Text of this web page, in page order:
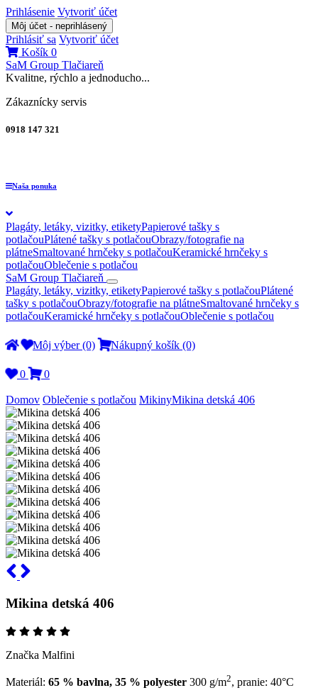
Prihlásenie Vytvoriť účet
Môj účet - neprihlásený
Prihlásiť sa Vytvoriť účet
Košík 0
SaM Group Tlačiareň
Kvalitne, rýchlo a jednoducho...
Zákaznícky servis
0918 147 321
Naša ponuka
Plagáty, letáky, vizitky, etiketyPapierové tašky s
potlačouPlátené tašky s potlačouObrazy/fotografie na
plátneSmaltované hrnčeky s potlačouKeramické hrnčeky s
potlačouOblečenie s potlačou
SaM Group Tlačiareň
Plagáty, letáky, vizitky, etiketyPapierové tašky s potlačouPlátené
tašky s potlačouObrazy/fotografie na plátneSmaltované hrnčeky s
potlačouKeramické hrnčeky s potlačouOblečenie s potlačou
Môj výber (0) Nákupný košík (0)
0 0
Domov Oblečenie s potlačou MikinyMikina detská 406
Mikina detská 406
Značka Malfini
Materiál: 65 % bavlna, 35 % polyester 300 g/m2, pranie: 40°C